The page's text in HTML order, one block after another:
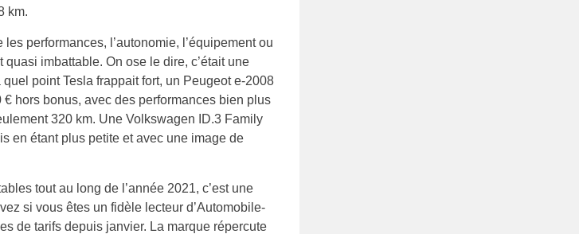
km.
performances, l’autonomie, l’équipement ou
imbattable. On ose le dire, c’était une
point Tesla frappait fort, un Peugeot e-2008
€ hors bonus, avec des performances bien plus
320 km. Une Volkswagen ID.3 Family
en étant plus petite et avec une image de
tout au long de l’année 2021, c’est une
si vous êtes un fidèle lecteur d’Automobile-
de tarifs depuis janvier. La marque répercute